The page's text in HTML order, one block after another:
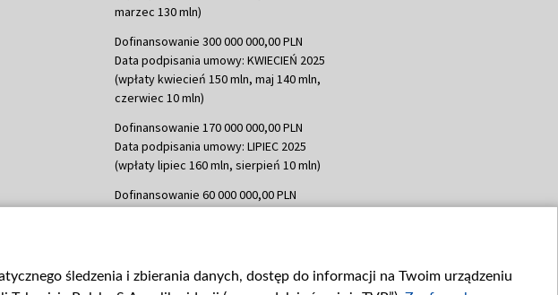
marzec 130 mln)
Dofinansowanie 300 000 000,00 PLN
Data podpisania umowy: KWIECIEŃ 2025
(wpłaty kwiecień 150 mln, maj 140 mln,
czerwiec 10 mln)
Dofinansowanie 170 000 000,00 PLN
Data podpisania umowy: LIPIEC 2025
(wpłaty lipiec 160 mln, sierpień 10 mln)
Dofinansowanie 60 000 000,00 PLN
Data podpisania umowy: WRZESIEŃ 2025
śledzenia i zbierania danych, dostęp do informacji na Twoim urządzeniu